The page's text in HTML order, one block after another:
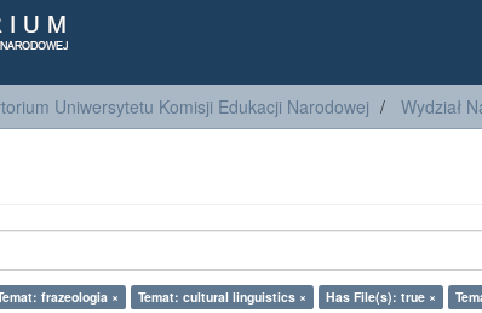
Uniwersytetu Komisji Edukacji Narodowej Wydział
frazeologia × Temat: cultural linguistics × Has File(s): true ×